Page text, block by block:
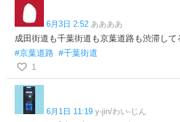
6月3日 2:52 ああああ
成田街道も千葉街道も京葉道路も渋滞して
#京葉道路 #千葉街道
1
6月1日 11:19 y-jin/わい-じん